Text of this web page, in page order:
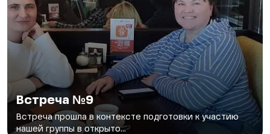
Встреча №9
Встреча прошла в контексте подготовки к участию
нашей группы в открыто...